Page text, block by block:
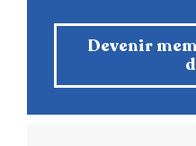
Devenir